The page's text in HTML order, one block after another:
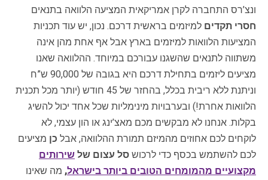
ונצ’רס התחברה לקרן אמריקאית המציעה הלוואה בתנאים
חסרי תקדים למיזמים בראשית דרכם. נכון, יש עוד תכניות
המציעות הלוואות למיזמים בארץ אבל אף אחת מהן אינה
משתווה לתנאים שהשגנו עבורכם במיוחד. ההלוואה שאנו
מציעים ליזמים בתחילת דרכם היא בגובה של 90,000 ש”ח
וניתנת ללא ריבית בכלל, בהחזר של 45 חודש (יותר מכל תכנית
הלוואות אחרת!) ובערבויות מינימליות שכל אחד יכול להשיג
בקלות. אנחנו לא מבקשים מכם מאצ’ינג או הון עצמי, לא
לוקחים לכם אחוזים מהמיזם תמורת ההלוואה, אבל כן מציעים
לכם להשתמש בכסף כדי לרכוש סל עצום של שירותים
מקצועיים מהמומחים הטובים ביותר בישראל, מה שאינו